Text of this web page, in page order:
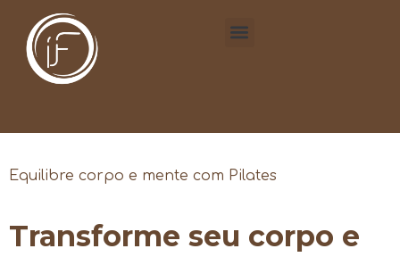
Equilibre corpo e mente com Pilates
Transforme seu corpo e